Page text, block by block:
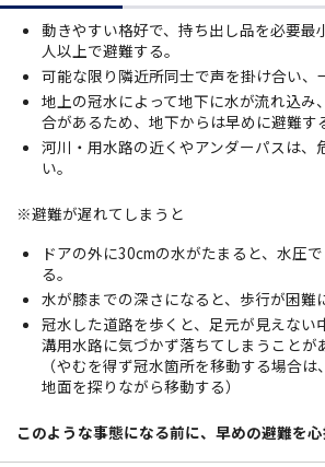
動きやすい格好で、持ち出し品を必要最
人以上で避難する。
可能な限り隣近所同士で声を掛け合い、
地上の冠水によって地下に水が流れ込み
合があるため、地下からは早めに避難す
河川・用水路の近くやアンダーパスは、
い。
※避難が遅れてしまうと
ドアの外に30cmの水がたまると、水圧
る。
水が膝までの深さになると、歩行が困難
冠水した道路を歩くと、足元が見えない
溝用水路に気づかず落ちてしまうことが
（やむを得ず冠水箇所を移動する場合
地面を探りながら移動する）
このような事態になる前に、早めの避難を心